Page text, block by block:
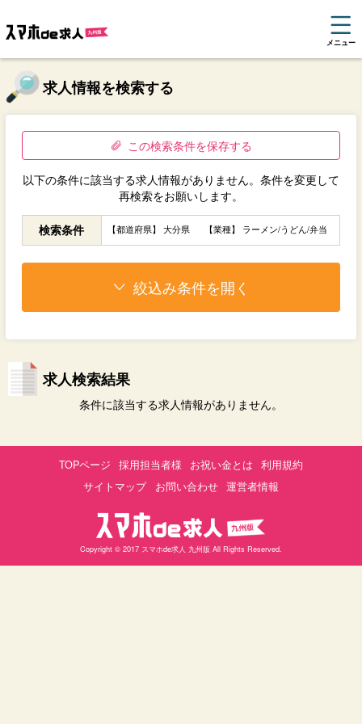
メニュー
求人情報を検索する
この検索条件を保存する
以下の条件に該当する求人情報がありません。条件を変更して
再検索をお願いします。
検索条件 【都道府県】 大分県 【業種】 ラーメン/うどん/弁当
絞込み条件を開く
求人検索結果
条件に該当する求人情報がありません。
TOPページ 採用担当者様 お祝い金とは
利用規約
サイトマップ
お問い合わせ 運営者情報
Copyright © 2017 スマホde求人 九州版 All Rights Reserved.